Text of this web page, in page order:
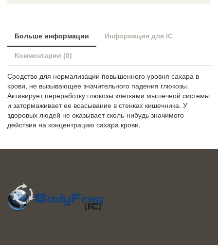
Больше информации Информация для IC
Комментарии (0)
Средство для нормализации повышенного уровня сахара в
крови, не вызывающее значительного падения глюкозы.
Активирует переработку глюкозы клетками мышечной системы
и затормаживает ее всасывание в стенках кишечника. У
здоровых людей не оказывает сколь-нибудь значимого
действия на концентрацию сахара крови.